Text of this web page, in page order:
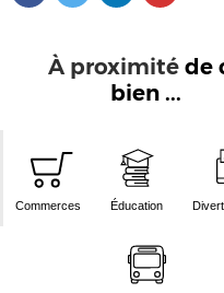
À proximitéde
bien ...
Commerces Éducation